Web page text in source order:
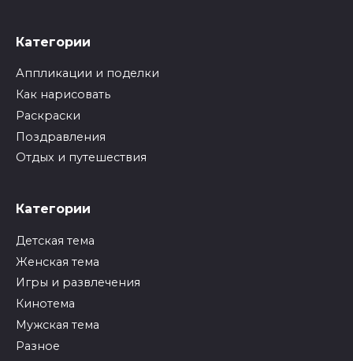
Категории
Аппликации и поделки
Как нарисовать
Раскраски
Поздравления
Отдых и путешествия
Категории
Детская тема
Женская тема
Игры и развлечения
Кинотема
Мужская тема
Разное